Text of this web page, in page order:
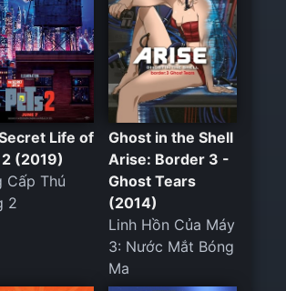
Life of
(2019)
Cấp Thú
2
Ghost in the Shell
Arise: Border 3 -
Ghost Tears
(2014)
Linh Hồn Của Máy
3: Nước Mắt Bóng
Ma